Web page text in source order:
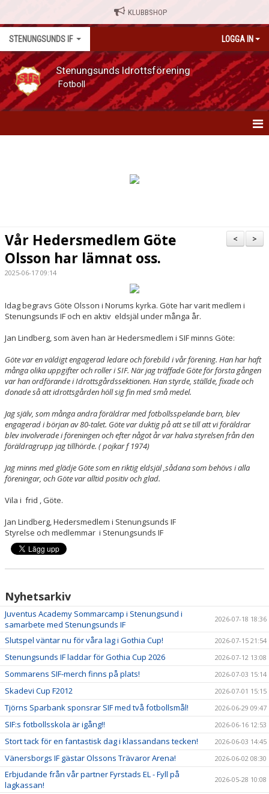
KLUBBSHOP
STENUNGSUNDS IF LOGGA IN
Stenungsunds Idrottsförening
Fotboll
KALENDER
MEDLEMSKAP
EVENEMANG & ÅRSHJUL
SPONSORER "TREKRONORSMATCHEN" 2026
KONTAKT
>
<
Vår Hedersmedlem Göte
Olsson har lämnat oss.
2025-06-17 09:14
Idag begravs Göte Olsson i Norums kyrka. Göte har varit medlem i
Stenungsunds IF och en aktiv eldsjäl under många år.
Jan Lindberg, som även han är Hedersmedlem i SIF minns Göte:
Göte var en väldigt engagerad ledare och förebild i vår förening. Han har haft
många olika uppgifter och roller i SIF. När jag träffade Göte för första gången
var han ordförande i Idrottsgårdssektionen. Han styrde, ställde, fixade och
donade så att idrottsgården höll sig fin med små medel.
Jag själv, som många andra föräldrar med fotbollsspelande barn, blev
engagerad i början av 80-talet. Göte var duktig på att se till att vi föräldrar
blev involverade i föreningen och efter något år var halva styrelsen från den
föräldragrupp jag tillhörde. ( pojkar f 1974)
Jag minns med glädje Göte som en riktig eldsjäl ,sådana som behövs i alla
föreningar, och Göte var alltid positiv och glad.
Vila i frid , Göte.
Jan Lindberg, Hedersmedlem i Stenungsunds IF
Styrelse och medlemmar i Stenungsunds IF
Nyhetsarkiv
Juventus Academy Sommarcamp i Stenungsund i
samarbete med Stenungsunds IF
2026-07-18 18:36
Slutspel väntar nu för våra lag i Gothia Cup! 2026-07-15 21:54
Stenungsunds IF laddar för Gothia Cup 2026 2026-07-12 13:08
Sommarens SIF-merch finns på plats! 2026-07-03 15:14
Skadevi Cup F2012 2026-07-01 15:15
Tjörns Sparbank sponsrar SIF med två fotbollsmål! 2026-06-29 09:47
SIF:s fotbollsskola är igång!! 2026-06-16 12:53
Stort tack för en fantastisk dag i klassandans tecken! 2026-06-03 14:45
Vänersborgs IF gästar Olssons Trävaror Arena! 2026-06-02 08:30
Erbjudande från vår partner Fyrstads EL - Fyll på
lagkassan!
2026-05-28 10:08